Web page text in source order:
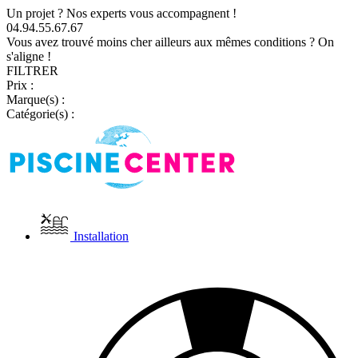
Un projet ? Nos experts vous accompagnent !
04.94.55.67.67
Vous avez trouvé moins cher ailleurs aux mêmes conditions ? On
s'aligne !
FILTRER
Prix :
Marque(s) :
Catégorie(s) :
Installation